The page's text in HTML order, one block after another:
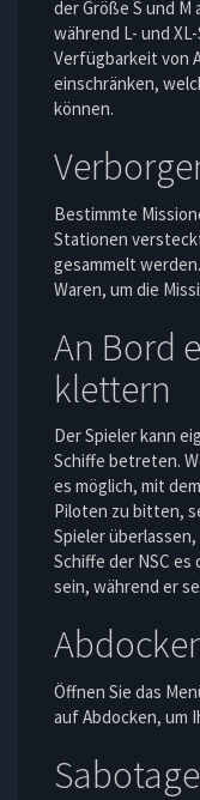
der Größe S und
während L- und
Verfügbarkeit von
einschränken,
können.
Bestimmte
Stationen
gesammelt
Waren, um die
An Bord
klettern
Der Spieler kann
Schiffe betreten.
es möglich, mit
Piloten zu bitten,
Spieler
Schiffe der NSC es
sein, während er
Öffnen Sie das
auf Abdocken, um
Sabotage